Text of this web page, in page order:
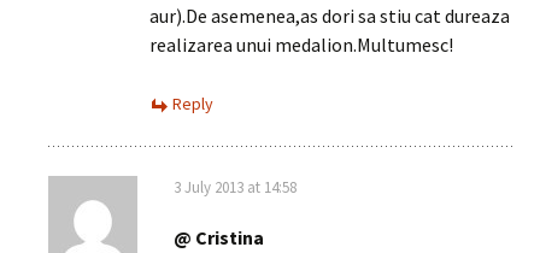
aur).De asemenea,as dori sa stiu cat dureaza
realizarea unui medalion.Multumesc!
Reply
3 July 2013 at 14:58
@ Cristina